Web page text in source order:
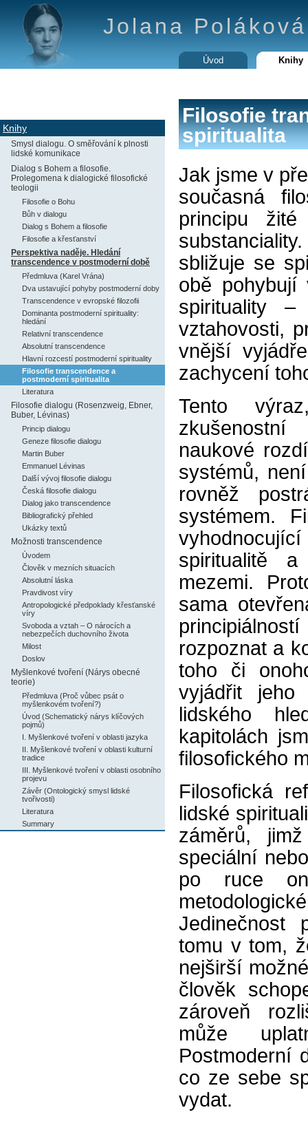
Jolana
Úvod Knihy
Knihy
Smysl dialogu. O směřování k plnosti
lidské komunikace
Dialog s Bohem a filosofie.
Prolegomena k dialogické filosofické
teologii
Filosofie o Bohu
Bůh v dialogu
Dialog s Bohem a filosofie
Filosofie a křesťanství
Perspektiva naděje. Hledání
transcendence v postmoderní době
Předmluva (Karel Vrána)
Dva ustavující pohyby postmoderní doby
Transcendence v evropské filozofii
Dominanta postmoderní spirituality:
hledání
Relativní transcendence
Absolutní transcendence
Hlavní rozcestí postmoderní spirituality
Filosofie transcendence a
postmoderní spiritualita
Literatura
Filosofie dialogu (Rosenzweig, Ebner,
Buber, Lévinas)
Princip dialogu
Geneze filosofie dialogu
Martin Buber
Emmanuel Lévinas
Další vývoj filosofie dialogu
Česká filosofie dialogu
Dialog jako transcendence
Bibliografický přehled
Ukázky textů
Možnosti transcendence
Úvodem
Člověk v mezních situacích
Absolutní láska
Pravdivost víry
Antropologické předpoklady křesťanské
víry
Svoboda a vztah – O nárocích a
nebezpečích duchovního života
Milost
Doslov
Myšlenkové tvoření (Nárys obecné
teorie)
Předmluva (Proč vůbec psát o
myšlenkovém tvoření?)
Úvod (Schematický nárys klíčových
pojmů)
I. Myšlenkové tvoření v oblasti jazyka
II. Myšlenkové tvoření v oblasti kulturní
tradice
III. Myšlenkové tvoření v oblasti osobního
projevu
Závěr (Ontologický smysl lidské
tvořivosti)
Literatura
Summary
Filosofie
spiritualita
Jak jsme v
současná
principu
sbližuje se
obě
spirituality
vztahovosti,
vnější
zachycení
Tento
naukové
systémů,
rovněž
systémem.
spiritualitě
mezemi.
sama
rozpoznat a
toho či
vyjádřit jeho
lidského
kapitolách
filosofického
Filosofická
lidské
záměrů,
speciální
po ruce
Jedinečnost
tomu v tom,
nejširší
člověk
zároveň
může
Postmoderní
co ze sebe
vydat.